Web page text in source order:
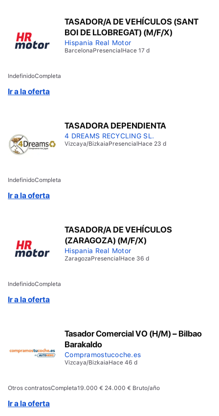
TASADOR/A DE VEHÍCULOS (SANT
BOI DE LLOBREGAT) (M/F/X)
Hispania Real Motor
BarcelonaPresencialHace 17 d
IndefinidoCompleta
Ir a la oferta
TASADORA DEPENDIENTA
4 DREAMS RECYCLING SL.
Vizcaya/BizkaiaPresencialHace 23 d
IndefinidoCompleta
Ir a la oferta
TASADOR/A DE VEHÍCULOS
(ZARAGOZA) (M/F/X)
Hispania Real Motor
ZaragozaPresencialHace 36 d
IndefinidoCompleta
Ir a la oferta
Tasador Comercial VO (H/M) – Bilbao
Barakaldo
Compramostucoche.es
Vizcaya/BizkaiaHace 46 d
Otros contratosCompleta19.000 € 24.000 € Bruto/año
Ir a la oferta